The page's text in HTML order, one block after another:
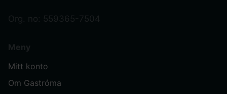
Org. no: 559365-7504
Meny
Mitt konto
Om Gastróma